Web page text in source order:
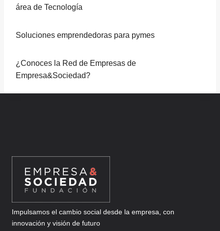
área de Tecnología
Soluciones emprendedoras para pymes
¿Conoces la Red de Empresas de
Empresa&Sociedad?
Impulsamos el cambio social desde la empresa, con
innovación y visión de futuro